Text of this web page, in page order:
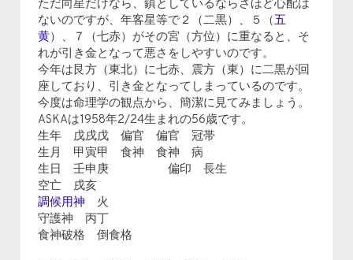
ただ向星だけなら、鎮としているならさほど心配は
ないのですが、年客星等で２（二黒）、５（五
黄）、７（七赤）がその宮（方位）に重なると、そ
れが引き金となって悪さをしやすいのです。
今年は艮方（東北）に七赤、震方（東）に二黒が回
座しており、引き金となってしまっているのです。
今度は命理学の観点から、簡潔に見てみましょう。
ASKAは1958年2/24生まれの56歳です。
生年 戊戌戊 偏官 偏官 冠帯
生月 甲寅甲 食神 食神 病
生日 壬申庚 偏印 長生
空亡 戌亥
調候用神 火
守護神 丙丁
食神破格 倒食格